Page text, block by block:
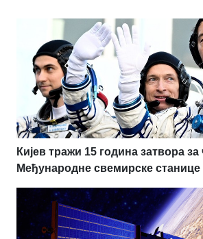
Кијев тражи 15 година затвора
Међународне свемирске станице